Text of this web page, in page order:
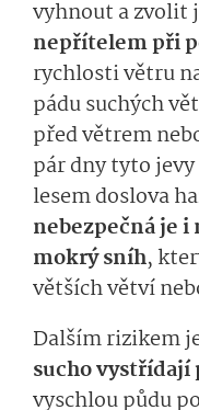
vyhnout a zvolit
nepřítelem při
rychlosti větru
pádu suchých
před větrem
pár dny tyto
lesem doslova
nebezpečná je i
mokrý sníh,
větších větví
Dalším rizikem
sucho vystřídají
vyschlou půdu